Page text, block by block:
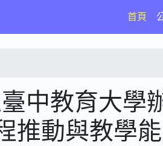
首頁
中教育大學
推動與教學能